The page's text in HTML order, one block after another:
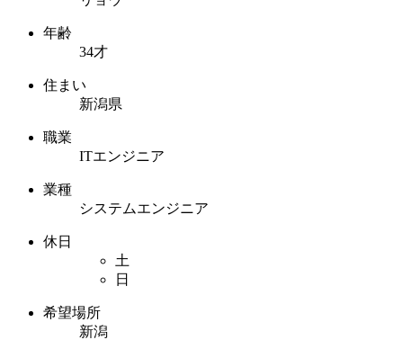
年齢
34才
住まい
新潟県
職業
ITエンジニア
業種
システムエンジニア
休日
土
日
希望場所
新潟